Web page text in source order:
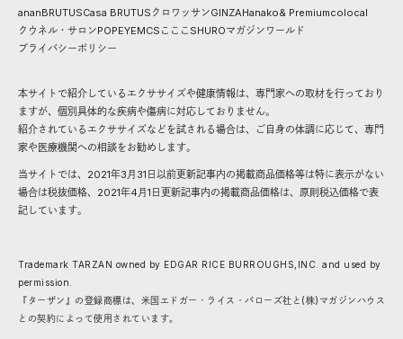
ananBRUTUSCasa BRUTUS クロワッサンGINZAHanako& Premiumcolocal
クウネル・サロンPOPEYEMCS こここ SHUROマガジンワールド
プライバシーポリシー
本サイトで紹介しているエクササイズや健康情報は、専門家への取材を行っており
ますが、個別具体的な疾病や傷病に対応しておりません。
紹介されているエクササイズなどを試される場合は、ご自身の体調に応じて、専門
家や医療機関への相談をお勧めします。
当サイトでは、2021年3月31日以前更新記事内の掲載商品価格等は特に表示がない
場合は税抜価格、2021年4月1日更新記事内の掲載商品価格は、原則税込価格で表
記しています。
Trademark TARZAN owned by EDGAR RICE BURROUGHS,INC. and used by
permission.
『ターザン』の登録商標は、米国エドガー・ライス・バローズ社と(株)マガジンハウス
との契約によって使用されています。